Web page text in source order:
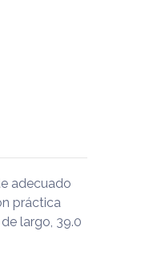
adecuado
práctica
largo, 39.0